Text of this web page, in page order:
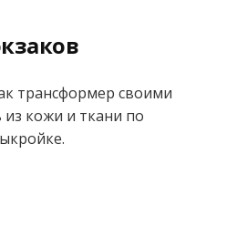
трансформер своими
кожи и ткани по